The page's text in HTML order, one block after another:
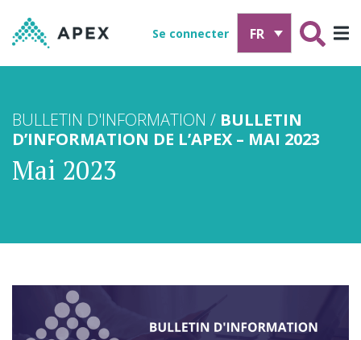
Se connecter FR
BULLETIN D'INFORMATION / BULLETIN
D’INFORMATION DE L’APEX – MAI 2023
Mai 2023